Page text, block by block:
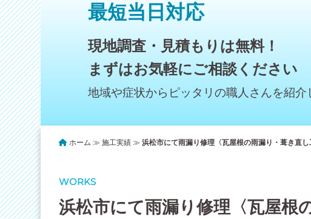
最短当日対応
現地調査・見積もりは無料！
まずはお気軽にご相談ください
地域や症状からピッタリの職人さんを紹介
ホーム ≫施工実績 ≫浜松市にて雨漏り修理〈瓦屋根の雨漏り・葺き直し
WORKS
浜松市にて雨漏り修理〈瓦屋根